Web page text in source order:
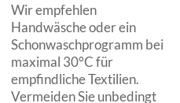
Wir empfehlen
Handwäsche oder ein
Schonwaschprogramm bei
maximal 30°C für
empfindliche Textilien.
Vermeiden Sie unbedingt